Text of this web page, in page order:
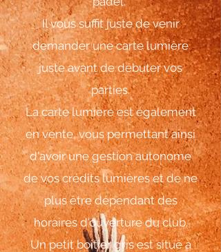
Il vous suffit juste de venir
demander une carte lumière
juste avant de débuter vos
parties.
La carte lumière est également
en vente, vous permettant ainsi
d'avoir une gestion autonome
de vos crédits lumières et de ne
plus être dépendant des
horaires d'ouverture du club.
Un petit boitier gris est situé à